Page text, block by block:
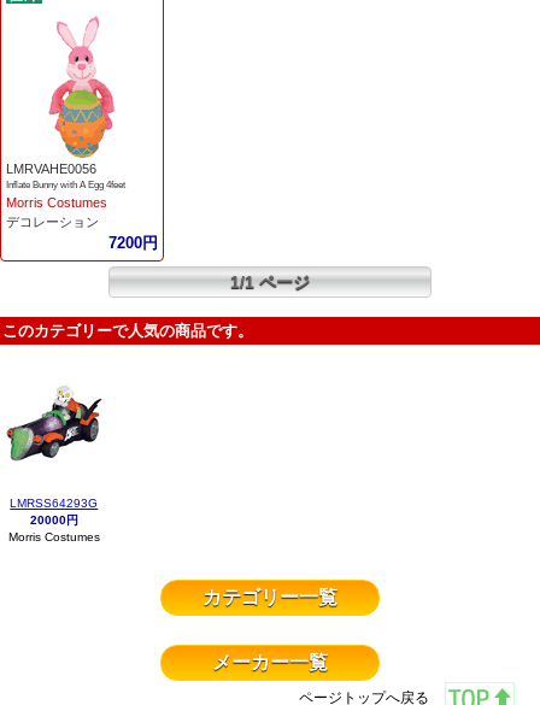
LMRVAHE0056
Inflate Bunny with A Egg 4feet
Morris Costumes
デコレーション
7200円
1/1 ページ
このカテゴリーで人気の商品です。
LMRSS64293G
20000円
Morris Costumes
カテゴリー一覧
メーカー一覧
ページトップへ戻る